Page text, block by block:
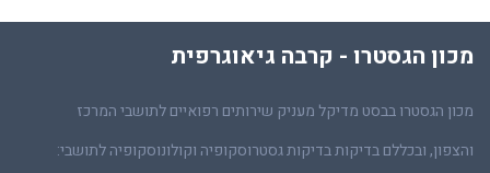
מכון הגסטרו - קרבה גיאוגרפית
מכון הגסטרו בבסט מדיקל מעניק שירותים רפואיים לתושבי המרכז
והצפון, ובכללם בדיקות בדיקות גסטרוסקופיה וקולונוסקופיה לתושבי: